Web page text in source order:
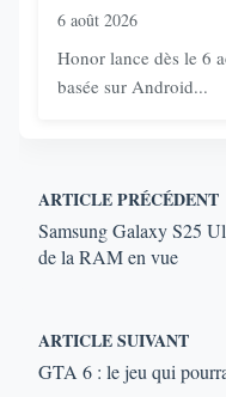
6 août 2026
Honor lance dès le 6
basée sur Android...
ARTICLE PRÉCÉDENT
Samsung Galaxy S25
de la RAM en vue
ARTICLE SUIVANT
GTA 6 : le jeu qui